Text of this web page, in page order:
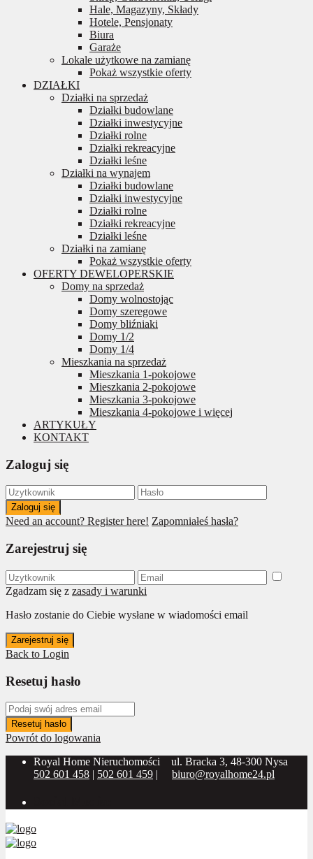
Hale, Magazyny, Składy
Hotele, Pensjonaty
Biura
Garaże
Lokale użytkowe na zamianę
Pokaż wszystkie oferty
DZIAŁKI
Działki na sprzedaż
Działki budowlane
Działki inwestycyjne
Działki rolne
Działki rekreacyjne
Działki leśne
Działki na wynajem
Działki budowlane
Działki inwestycyjne
Działki rolne
Działki rekreacyjne
Działki leśne
Działki na zamianę
Pokaż wszystkie oferty
OFERTY DEWELOPERSKIE
Domy na sprzedaż
Domy wolnostojąc
Domy szeregowe
Domy bliźniaki
Domy 1/2
Domy 1/4
Mieszkania na sprzedaż
Mieszkania 1-pokojowe
Mieszkania 2-pokojowe
Mieszkania 3-pokojowe
Mieszkania 4-pokojowe i więcej
ARTYKUŁY
KONTAKT
Zaloguj się
Zaloguj się
Need an account? Register here! Zapomniałeś hasła?
Zarejestruj się
Zgadzam się z zasady i warunki
Hasło zostanie do Ciebie wysłane w wiadomości email
Zarejestruj się
Back to Login
Resetuj hasło
Resetuj hasło
Powrót do logowania
Royal Home Nieruchomości
ul. Bracka 3, 48-300 Nysa
502 601 458 | 502 601 459 | biuro@royalhome24.pl